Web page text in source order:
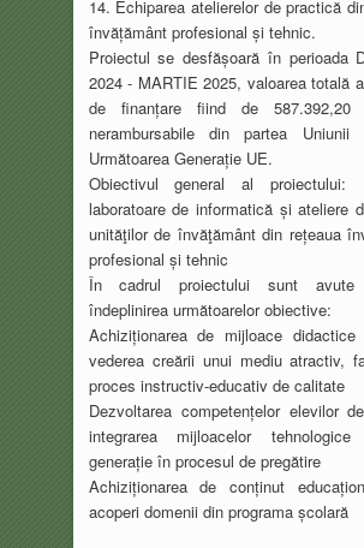
14. Echiparea atelierelor de practică
învățământ profesional și tehnic.
Proiectul se desfășoară în perioada
2024 - MARTIE 2025, valoarea totală
de finanțare fiind de 587.392,20
nerambursabile din partea Uniunii
Următoarea Generație UE.
Obiectivul general al proiectului:
laboratoare de informatică și ateliere
unităţilor de învăţământ din rețeaua
profesional și tehnic
În cadrul proiectului sunt
îndeplinirea următoarelor obiective:
Achiziționarea de mijloace
vederea creării unui mediu atractiv,
proces instructiv-educativ de calitate
Dezvoltarea competențelor elevilor
integrarea mijloacelor
generație în procesul de pregătire
Achiziționarea de conținut
acoperi domenii din programa școlară